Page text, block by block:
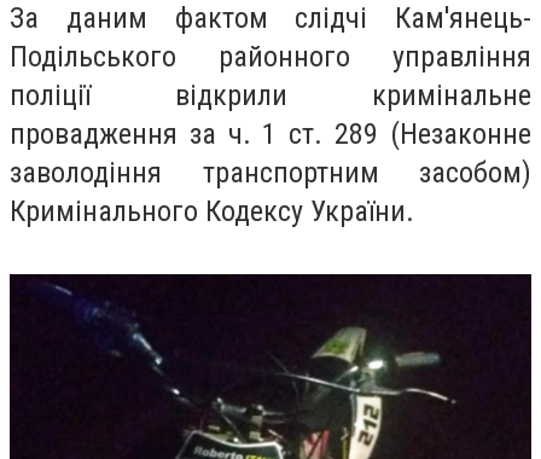
За даним фактом слідчі Кам'янець-
Подільського районного управління
поліції відкрили кримінальне
провадження за ч. 1 ст. 289 (Незаконне
заволодіння транспортним засобом)
Кримінального Кодексу України.